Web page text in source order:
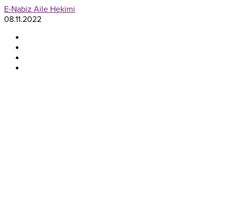
E-Nabiz Aile Hekimi
08.11.2022